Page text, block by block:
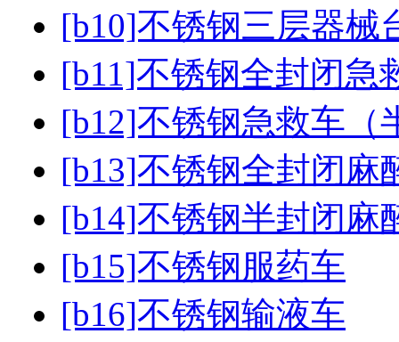
[b10]不锈钢三层器械
[b11]不锈钢全封闭急
[b12]不锈钢急救车（
[b13]不锈钢全封闭麻
[b14]不锈钢半封闭麻
[b15]不锈钢服药车
[b16]不锈钢输液车